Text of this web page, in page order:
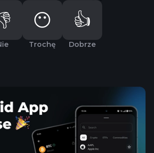
😶
Trochę
👍
Dobrze